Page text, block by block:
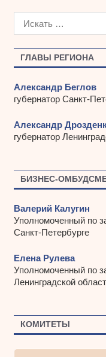
ГЛАВЫ РЕГИОНА
Александр Беглов
губернатор Санкт-
Александр
губернатор
БИЗНЕС-
Валерий Калугин
Уполномоченный по
Санкт-Петербурге
Елена Рулева
Уполномоченный по
Ленинградской
КОМИТЕТЫ
х
ы